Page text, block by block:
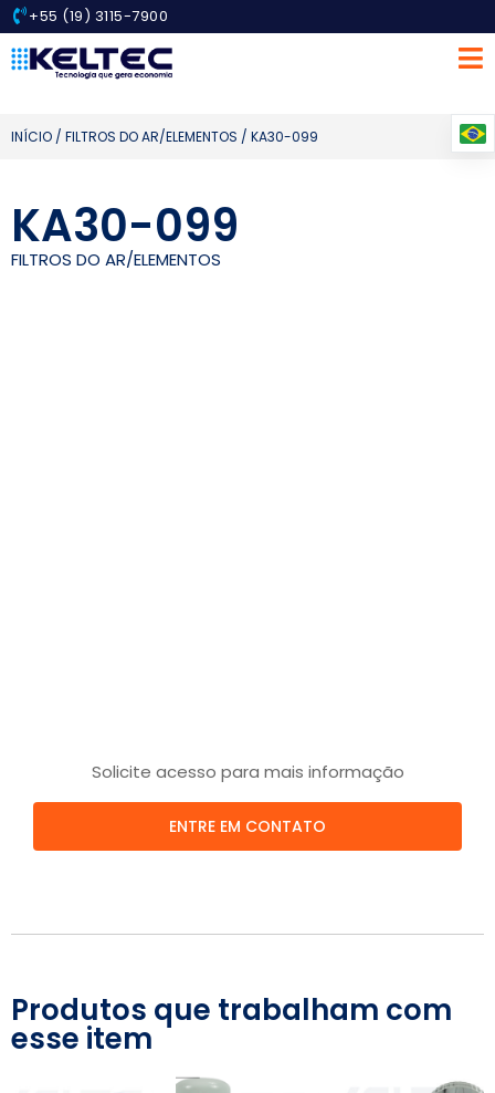
+55 (19) 3115-7900
INÍCIO / FILTROS DO AR/ELEMENTOS / KA30-099
KA30-099
FILTROS DO AR/ELEMENTOS
Solicite acesso para mais informação
ENTRE EM CONTATO
Produtos que trabalham com
esse item